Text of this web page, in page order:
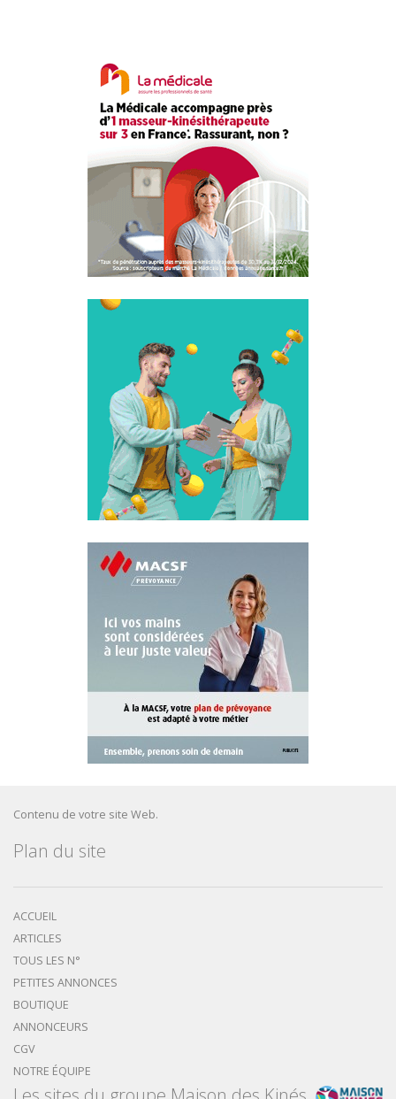
Contenu de votre site Web.
Plan du site
ACCUEIL
ARTICLES
TOUS LES N°
PETITES ANNONCES
BOUTIQUE
ANNONCEURS
CGV
NOTRE ÉQUIPE